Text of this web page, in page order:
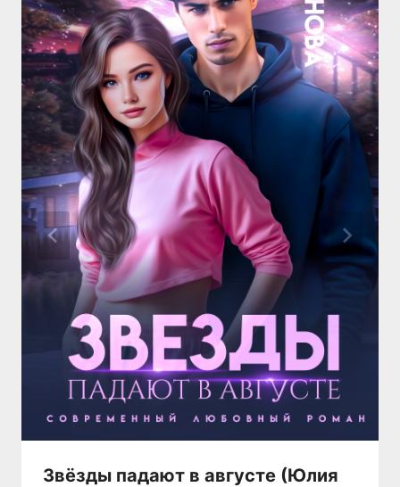
Звёзды падают в августе (Юлия